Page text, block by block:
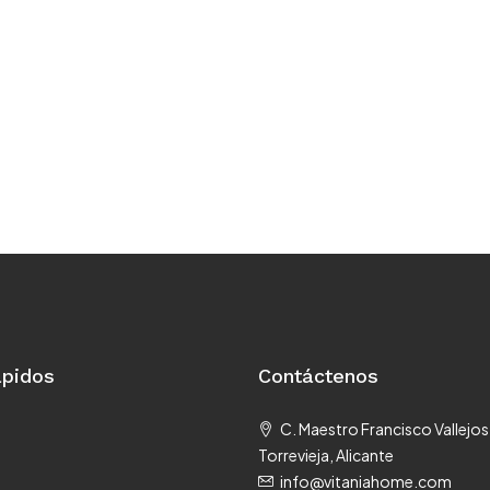
Contáctenos
C. Maestro Francisco
Torrevieja, Alicante
info@vitaniahome.com